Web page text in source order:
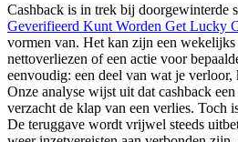
Cashback is in trek bij doorgewinterde
Geverifieerd Kunt Worden Get Lucky
vormen van. Het kan zijn een
nettoverliezen of een actie voor
eenvoudig: een deel van wat je
Onze analyse wijst uit dat cashback
verzacht de klap van een verlies. Toch
De teruggave wordt vrijwel steeds